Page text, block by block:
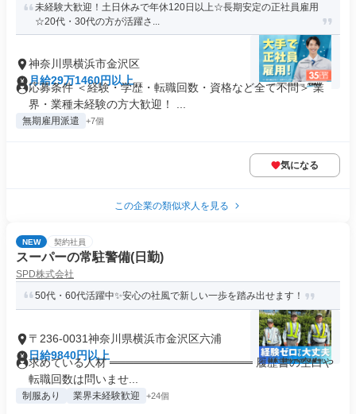
未経験大歓迎！土日休みで年休120日以上☆長期安定の正社員雇用
☆20代・30代の方が活躍さ...
神奈川県横浜市金沢区
月給29万1460円以上
応募条件 ＜経験・学歴・転職回数・資格など全て不問＞ 業
界・業種未経験の方大歓迎！ ...
無期雇用派遣 +7個
気になる
この企業の類似求人を見る
NEW 契約社員
スーパーの常駐警備(日勤)
SPD株式会社
50代・60代活躍中✨安心の社風で新しい一歩を踏み出せます！
〒236-0031神奈川県横浜市金沢区六浦
日給9840円以上
求めている人材 ══════════════════ 履歴書の空白や
転職回数は問いませ...
制服あり 業界未経験歓迎 +24個